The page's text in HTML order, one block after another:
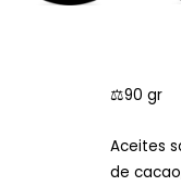
⚖️90 gr
Aceites
de